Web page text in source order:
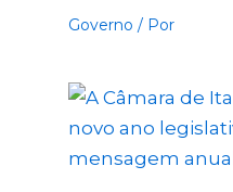
Governo / Por